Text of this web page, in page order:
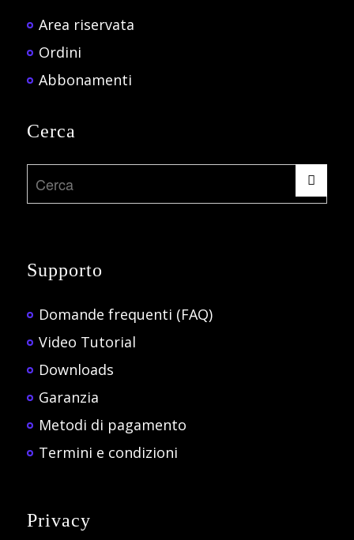
Area riservata
Ordini
Abbonamenti
Cerca
Supporto
Domande frequenti (FAQ)
Video Tutorial
Downloads
Garanzia
Metodi di pagamento
Termini e condizioni
Privacy